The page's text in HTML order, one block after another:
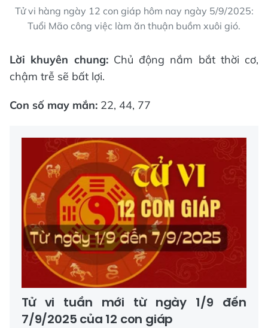
Tử vi hàng ngày 12 con giáp hôm nay ngày 5/9/2025:
Tuổi Mão công việc làm ăn thuận buồm xuôi gió.
Lời khuyên chung:Chủ động nắm bắt thời cơ,
chậm trễ sẽ bất lợi.
Con số may mắn: 22, 44, 77
Tử vi tuần mới từ ngày 1/9 đến
7/9/2025 của 12 con giáp